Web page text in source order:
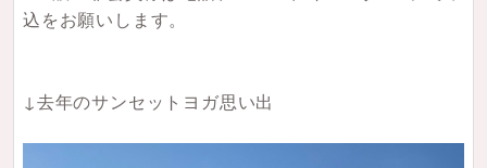
込をお願いします。
↓去年のサンセットヨガ思い出